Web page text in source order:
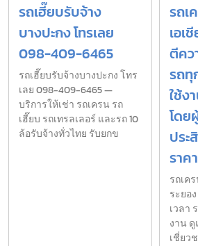
รถเฮี๊ยบรับจ้าง
บางปะกง โทรเลย
098-409-6465
รถเฮี๊ยบรับจ้างบางปะกง โทร
เลย 098-409-6465 —
บริการให้เช่า รถเครน รถ
เฮี๊ยบ รถเทรลเลอร์ และรถ 10
ล้อรับจ้างทั่วไทย รับยกข
รถเ
เอเ
ตีคว
รถ
ใช้ง
โดย
ประ
ราค
รถเค
ระยอ
เวลา
งาน
เชี่ยว